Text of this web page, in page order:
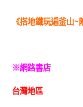
《搭地鐵玩遍釜山~
※網路書店
台灣地區